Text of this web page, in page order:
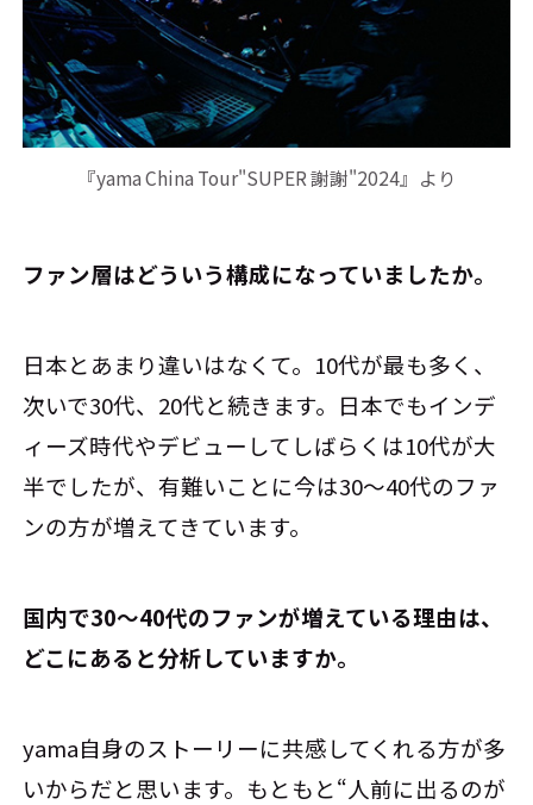
『yama China Tour"SUPER 謝謝"2024』より
――ファン層はどういう構成になっていましたか。
日本とあまり違いはなくて。10代が最も多く、
次いで30代、20代と続きます。日本でもインデ
ィーズ時代やデビューしてしばらくは10代が大
半でしたが、有難いことに今は30～40代のファ
ンの方が増えてきています。
――国内で30～40代のファンが増えている理由は、
どこにあると分析していますか。
yama自身のストーリーに共感してくれる方が多
いからだと思います。もともと“人前に出るのが